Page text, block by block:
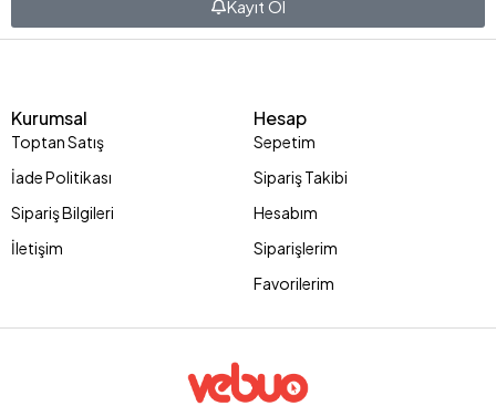
Kurumsal
Toptan Satış
İade Politikası
Sipariş Bilgileri
İletişim
Hesap
Sepetim
Sipariş Takibi
Hesabım
Siparişlerim
Favorilerim
Kayıt Ol